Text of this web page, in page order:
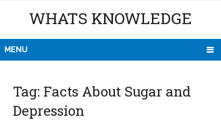
WHATS KNOWLEDGE
MENU
Tag: Facts About Sugar and
Depression